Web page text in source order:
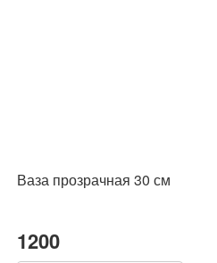
Ваза прозрачная 30 см
1200